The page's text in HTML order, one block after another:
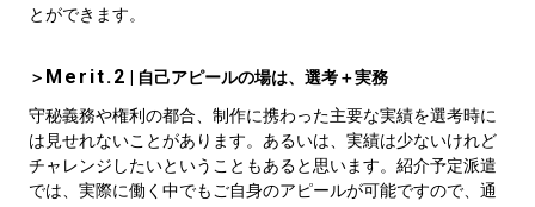
とができます。
＞ Merit.2
| 自己アピールの場は、選考＋実務
守秘義務や権利の都合、制作に携わった主要な実績を選考時に
は見せれないことがあります。あるいは、実績は少ないけれど
チャレンジしたいということもあると思います。紹介予定派遣
では、実際に働く中でもご自身のアピールが可能ですので、通